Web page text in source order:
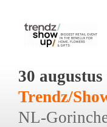
30
Trendz/
NL-